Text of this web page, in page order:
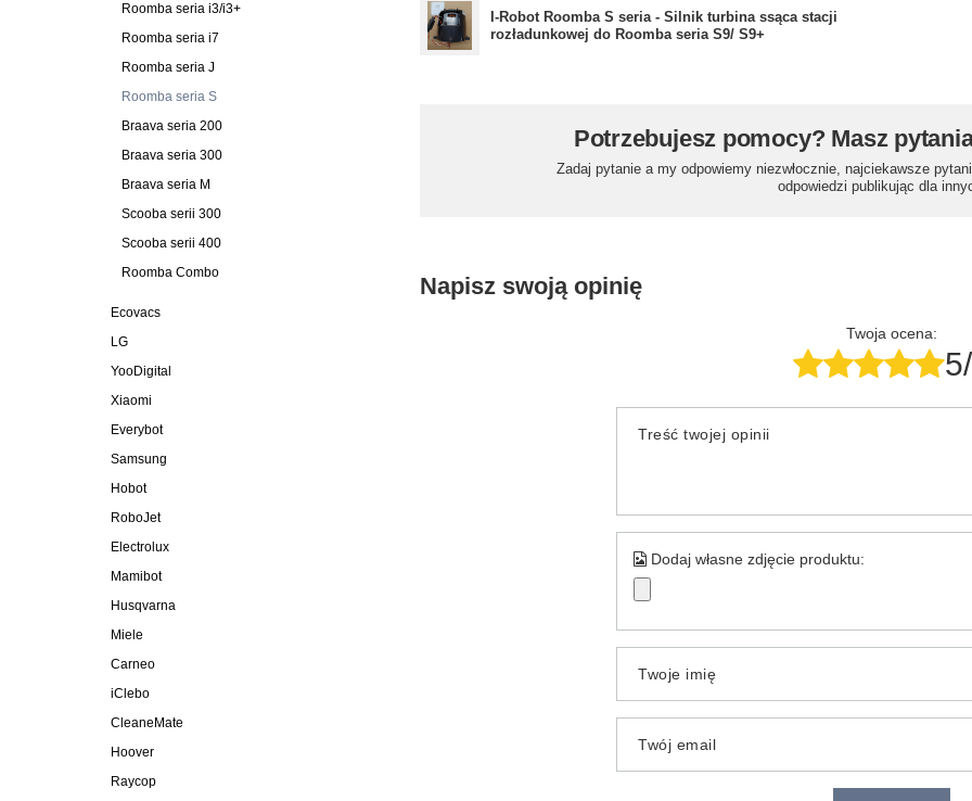
Roomba seria i3/i3+
Roomba seria i7
Roomba seria J
Roomba seria S
Braava seria 200
Braava seria 300
Braava seria M
Scooba serii 300
Scooba serii 400
Roomba Combo
Ecovacs
LG
YooDigital
Xiaomi
Everybot
Samsung
Hobot
RoboJet
Electrolux
Mamibot
Husqvarna
Miele
Carneo
iClebo
CleaneMate
Hoover
Raycop
I-Robot Roomba S seria - Silnik turbina ssąca stacji
rozładunkowej do Roomba seria S9/ S9+
Potrzebujesz pomocy? Masz
Zadaj pytanie a my odpowiemy niezwłocznie, najciekawsze
odpowiedzi publikując dla
Napisz swoją opinię
Twoja ocena:
Treść twojej opinii
Dodaj własne zdjęcie produktu:
Twoje imię
Twój email